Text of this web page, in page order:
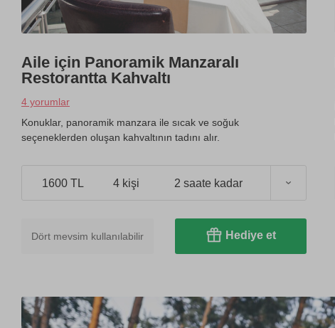
Aile için Panoramik Manzaralı
Restorantta Kahvaltı
4 yorumlar
Konuklar, panoramik manzara ile sıcak ve soğuk
seçeneklerden oluşan kahvaltının tadını alır.
1600 TL 4 kişi 2 saate kadar
Dört mevsim kullanılabilir Hediye et